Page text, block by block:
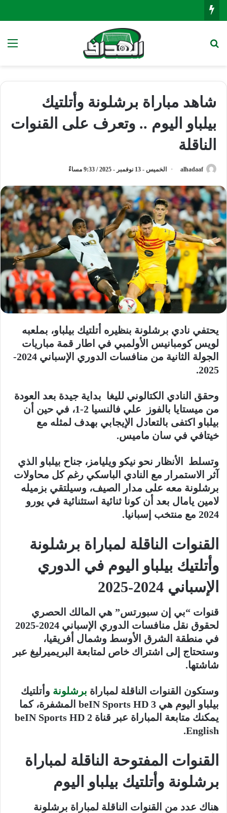
شاهد مباراة برشلونة وأتلتيك
بيلباو اليوم .. وتعرف على القنوات
الناقلة
alhadaaf الخميس - 13 نوفمبر - 2025 / 9:33 مساءً
يحتفي نادي برشلونة بنظيره أتلتيك بيلباو، بملعبه
لويس كومبانيس الأولمبي في اطار قمة مباريات
الجولة الثانية من منافسات الدوري الإسباني 2024-
2025.
وحقق النادي الكتالوني لليغا بداية جيدة بعد العودة
من ميستايا بالفوز علي فالنسيا 2-1، في حين أن
بيلباو اكتفى بالتعادل الإيجابي بهدف لمثله مع
خيتافي في سان ماميس.
وتسلط الأنظار نحو نيكو ويليامز، جناح بيلباو الذي
آثر الاستمرار مع النادي الباسكي رغم كل محاولات
برشلونة معه على مدار الصيف، وسيلتقي بزميله
لامين يامال بعد أن كونا ثنائية استثنائية في يورو
2024 مع منتخب إسبانيا.
القنوات الناقلة لمباراة برشلونة
وأتلتيك بيلباو اليوم في الدوري
الإسباني 2024-2025
قنوات “بي إن سبورتس” هي المالك الحصري
لحقوق نقل منافسات الدوري الإسباني 2024-2025
في منطقة الشرق الأوسط وشمال أفريقيا،
وستحتاج إلى اشتراك خاص لمتابعة البريميرليغ عبر
شاشتها.
وستكون القنوات الناقلة لمباراة برشلونة وأتلتيك
بيلباو اليوم هي beIN Sports HD 3 المشفرة، كما
يمكنك متابعة المباراة عبر قناة beIN Sports HD 2
English.
القنوات المفتوحة الناقلة لمباراة
برشلونة وأتلتيك بيلباو اليوم
هناك عدد من القنوات الناقلة لمباراة برشلونة